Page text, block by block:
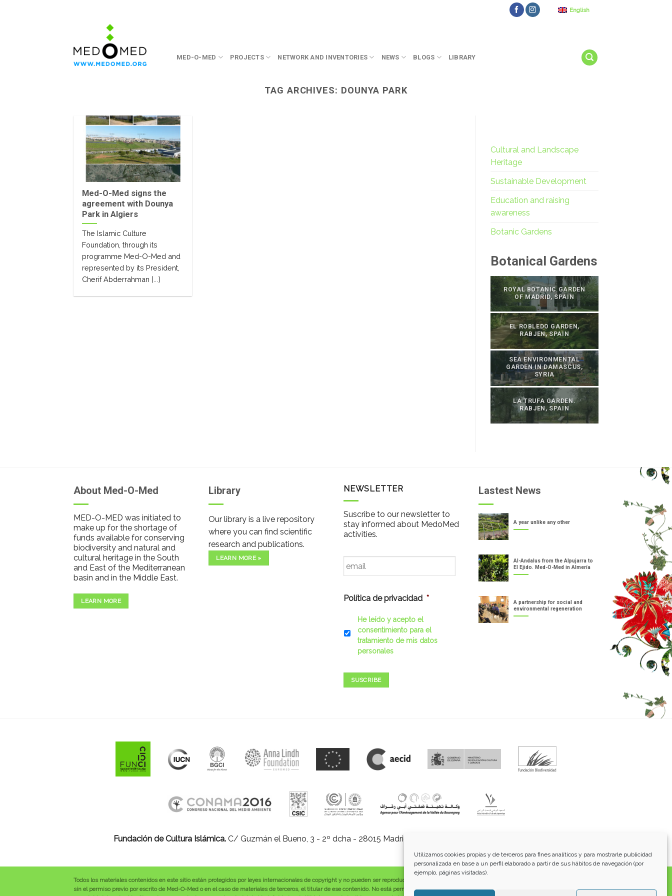
Utilizamos cookies propias y de terceros para fines analíticos y para mostrarle publicidad
personalizada en base a un perfil elaborado a partir de sus hábitos de navegación (por
ejemplo, páginas visitadas).
English
MED-O-MED PROJECTS NETWORK AND INVENTORIES NEWS BLOGS LIBRARY
TAG ARCHIVES: DOUNYA PARK
Med-O-Med signs the
agreement with Dounya
Park in Algiers
The Islamic Culture
Foundation, through its
programme Med-O-Med and
represented by its President,
Cherif Abderrahman [...]
Cultural and Landscape
Heritage
Sustainable Development
Education and raising
awareness
Botanic Gardens
Botanical Gardens
ROYAL BOTANIC GARDEN
OF MADRID, SPAIN
EL ROBLEDO GARDEN,
RABJEN, SPAIN
SEA ENVIRONMENTAL
GARDEN IN DAMASCUS,
SYRIA
LA TRUFA GARDEN.
RABJEN, SPAIN
About Med-O-Med
MED-O-MED was initiated to
make up for the shortage of
funds available for conserving
biodiversity and natural and
cultural heritage in the South
and East of the Mediterranean
basin and in the Middle East.
LEARN MORE
Library
Our library is a live repository
where you can find scientific
research and publications.
LEARN MORE »
NEWSLETTER
Suscribe to our newsletter to
stay informed about MedoMed
activities.
Email *
Política de privacidad *
He leído y acepto el
consentimiento para el
tratamiento de mis datos
personales
SUSCRIBE
Lastest News
A year unlike any other
Al-Andalus from the Alpujarra to
El Ejido. Med-O-Med in Almería
A partnership for social and
environmental regeneration
Fundación de Cultura Islámica.C/ Guzmán el Bueno, 3 - 2º dcha - 28015 Madrid |
Todos los materiales contenidos en este sitio están protegidos por leyes internacionales de copyright y no pueden ser reproducidos, distribuidos, transmitidos, exhibidos, publicados o retransmitidos
sin el permiso previo por escrito de Med-O-Med o en el caso de materiales de terceros, el titular de ese contenido. No está permitido borrar o alterar ninguna marca, derecho de autor u otro aviso de